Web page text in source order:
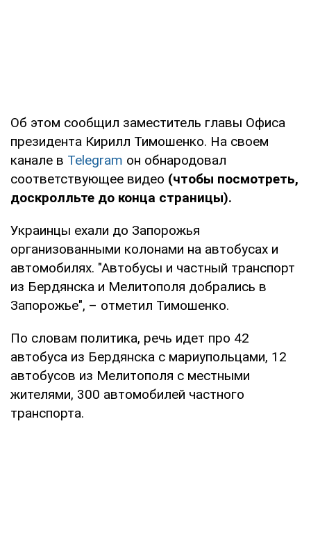
Об этом сообщил заместитель главы Офиса
президента Кирилл Тимошенко. На своем
канале в Telegram он обнародовал
соответствующее видео (чтобы посмотреть,
доскролльте до конца страницы).
Украинцы ехали до Запорожья
организованными колонами на автобусах и
автомобилях. "Автобусы и частный транспорт
из Бердянска и Мелитополя добрались в
Запорожье", – отметил Тимошенко.
По словам политика, речь идет про 42
автобуса из Бердянска с мариупольцами, 12
автобусов из Мелитополя с местными
жителями, 300 автомобилей частного
транспорта.